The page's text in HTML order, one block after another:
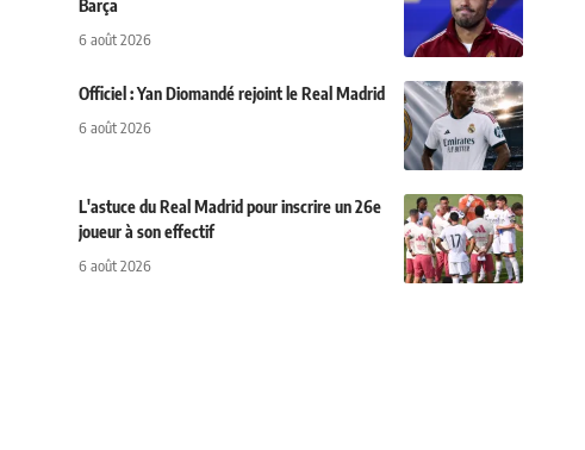
Barça
6 août 2026
Officiel : Yan Diomandé rejoint le Real Madrid
6 août 2026
L'astuce du Real Madrid pour inscrire un 26e
joueur à son effectif
6 août 2026